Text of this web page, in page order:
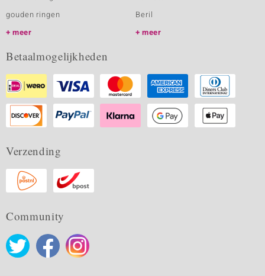
gouden ringen
meer
Beril
meer
Betaalmogelijkheden
Verzending
Community